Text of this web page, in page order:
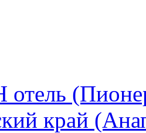
край